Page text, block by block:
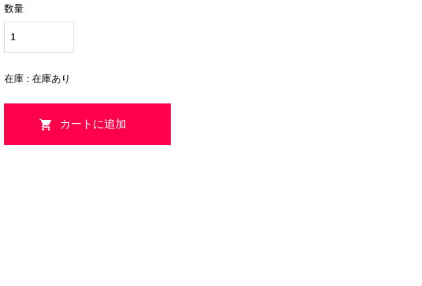
数量
在庫 : 在庫あり